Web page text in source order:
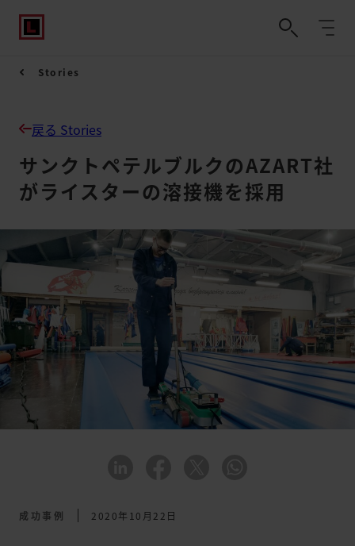
Stories
戻る Stories
サンクトペテルブルクのAZART社
がライスターの溶接機を採用
成功事例 2020年10月22日